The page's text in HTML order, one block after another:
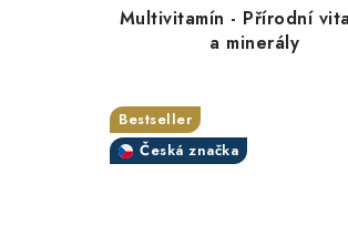
Multivitamín - Přírodní
a minerály
Bestseller
Česká značka